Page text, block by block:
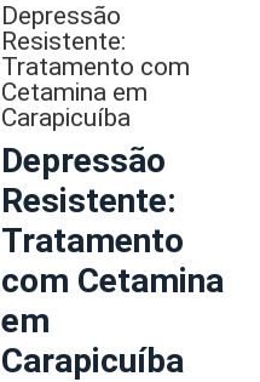
Depressão
Resistente:
Tratamento com
Cetamina em
Carapicuíba
Depressão
Resistente:
Tratamento
com Cetamina
em
Carapicuíba